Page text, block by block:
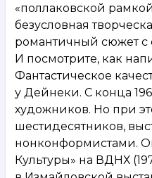
«поллаковской
безусловная
романтичный сюжет
И посмотрите, как
Фантастическое
у Дейнеки. С конца
художников. Но при
шестидесятников,
нонконформистами.
Культуры» на ВДНХ